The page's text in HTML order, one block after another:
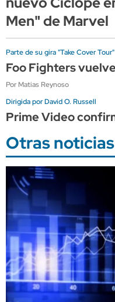
Men" de Marvel
Parte de su gira "Take Cover Tour"
Foo Fighters
Por Matias Reynoso
Dirigida por David O. Russell
Prime Video
Otras noticias